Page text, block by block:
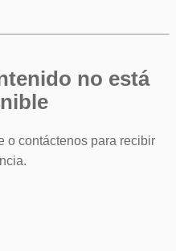
no está
o contáctenos para recibir